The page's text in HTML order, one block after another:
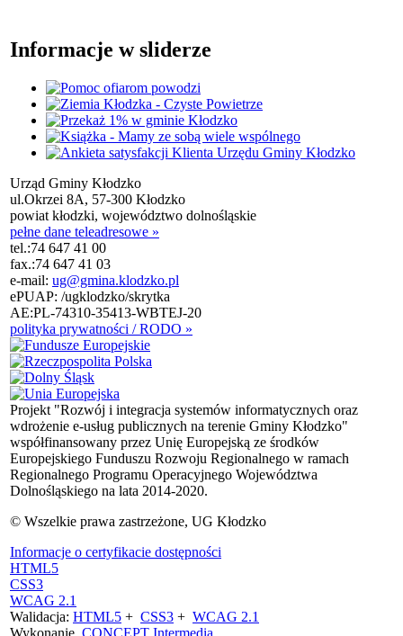
Informacje w sliderze
Urząd Gminy Kłodzko
ul.Okrzei 8A, 57-300 Kłodzko
powiat kłodzki, województwo dolnośląskie
pełne dane teleadresowe »
tel.:74 647 41 00
fax.:74 647 41 03
e-mail: ug@gmina.klodzko.pl
ePUAP: /ugklodzko/skrytka
AE:PL-74310-35413-WBTEJ-20
polityka prywatności / RODO »
Projekt "Rozwój i integracja systemów informatycznych oraz
wdrożenie e-usług publicznych na terenie Gminy Kłodzko"
współfinansowany przez Unię Europejską ze środków
Europejskiego Funduszu Rozwoju Regionalnego w ramach
Regionalnego Programu Operacyjnego Województwa
Dolnośląskiego na lata 2014-2020.
© Wszelkie prawa zastrzeżone, UG Kłodzko
Informacje o certyfikacie dostępności
HTML5
CSS3
WCAG 2.1
Walidacja: HTML5 + CSS3 + WCAG 2.1
Wykonanie CONCEPT Intermedia